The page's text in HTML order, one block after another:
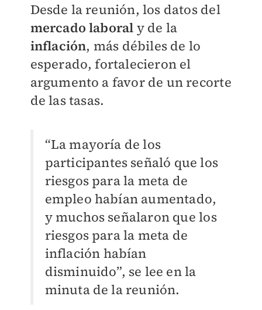
Desde la reunión, los datos del
mercado laboral y de la
inflación, más débiles de lo
esperado, fortalecieron el
argumento a favor de un recorte
de las tasas.
“La mayoría de los
participantes señaló que los
riesgos para la meta de
empleo habían aumentado,
y muchos señalaron que los
riesgos para la meta de
inflación habían
disminuido”, se lee en la
minuta de la reunión.